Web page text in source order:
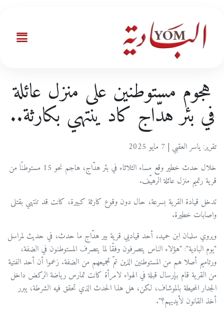
هجوم مستوطنين على منزل عائلة
في بئر هدّاج كاد ينتهي بكارثة..
تقرير: ياسر العقبي | 7 مايو 2025
خلال حدث خطير وقع مساء الثلاثاء في بئر هدّاج، هاجم نحو 15 مستوطنًا من
قرية رتميم منزل عائلة الرهيّف.
تدخل قيادة القرية بسرعة، حال دون وقوع كارثة كبيرة، كانت قد تنتهي بقتلى
واصابات خطيرة.
ويروي سلمان ابن حميد، أحد قياديي قرية بير هدّاج ما حدث، في حديث لمراسل
"يوم البادية": "هؤلاء الناس يتصرفون وفقًا لما يتصرف المستوطنون في الضفة،
ورتاميم أصلا هم من المستوطنين الذين تمّ تجميعهم من الضفة. زعموا أن أحد الفتية
من القرية قام بإرسال قبلة في الهواء لامرأة كانت تمارس رياضة الركض داخل
الجدار المحيطة بالموشاف، لكن، هل هذا الحدث الذي تحقق فيه الشرطة، يبرر
أخذ القانون لأيديهم؟".